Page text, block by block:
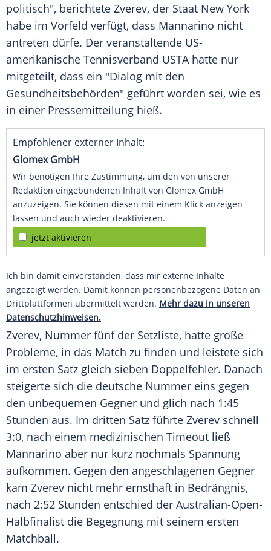
politisch", berichtete Zverev, der Staat New York
habe im Vorfeld verfügt, dass Mannarino nicht
antreten dürfe. Der veranstaltende US-
amerikanische Tennisverband USTA hatte nur
mitgeteilt, dass ein "Dialog mit den
Gesundheitsbehörden" geführt worden sei, wie es
in einer Pressemitteilung hieß.
Empfohlener externer Inhalt:
Glomex GmbH
Wir benötigen Ihre Zustimmung, um den von unserer
Redaktion eingebundenen Inhalt von Glomex GmbH
anzuzeigen. Sie können diesen mit einem Klick anzeigen
lassen und auch wieder deaktivieren.
jetzt aktivieren
Ich bin damit einverstanden, dass mir externe Inhalte
angezeigt werden. Damit können personenbezogene Daten an
Drittplattformen übermittelt werden. Mehr dazu in unseren
Datenschutzhinweisen.
Zverev, Nummer fünf der Setzliste, hatte große
Probleme, in das Match zu finden und leistete sich
im ersten Satz gleich sieben Doppelfehler. Danach
steigerte sich die deutsche Nummer eins gegen
den unbequemen Gegner und glich nach 1:45
Stunden aus. Im dritten Satz führte Zverev schnell
3:0, nach einem medizinischen Timeout ließ
Mannarino aber nur kurz nochmals Spannung
aufkommen. Gegen den angeschlagenen Gegner
kam Zverev nicht mehr ernsthaft in Bedrängnis,
nach 2:52 Stunden entschied der Australian-Open-
Halbfinalist die Begegnung mit seinem ersten
Matchball.